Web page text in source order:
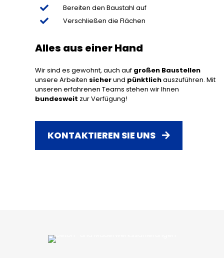
Bereiten den Baustahl auf
Verschließen die Flächen
Alles aus einer Hand
Wir sind es gewohnt, auch auf großen Baustellen
unsere Arbeiten sicherund pünktlichauszuführen. Mit
unseren erfahrenen Teams stehen wir Ihnen
bundesweit zur Verfügung!
KONTAKTIEREN SIE UNS